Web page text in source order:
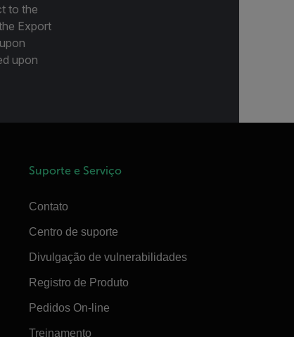
to the
Export
upon
Suporte e Serviço
Contato
Centro de suporte
Divulgação de vulnerabilidades
Registro de Produto
Pedidos On-line
Treinamento